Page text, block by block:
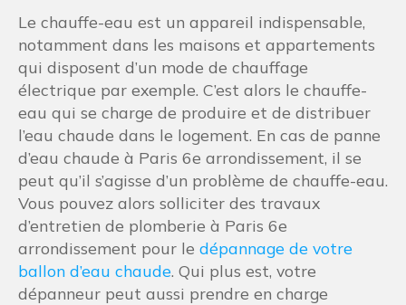
Le chauffe-eau est un appareil indispensable,
notamment dans les maisons et appartements
qui disposent d’un mode de chauffage
électrique par exemple. C’est alors le chauffe-
eau qui se charge de produire et de distribuer
l’eau chaude dans le logement. En cas de panne
d’eau chaude à Paris 6e arrondissement, il se
peut qu’il s’agisse d’un problème de chauffe-eau.
Vous pouvez alors solliciter des travaux
d’entretien de plomberie à Paris 6e
arrondissement pour le dépannage de votre
ballon d’eau chaude. Qui plus est, votre
dépanneur peut aussi prendre en charge